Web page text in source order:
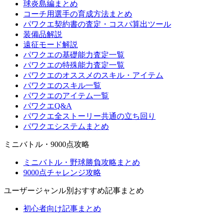
球炎島編まとめ
コーチ用選手の育成方法まとめ
パワクエ契約書の査定・コスパ算出ツール
装備品解説
遠征モード解説
パワクエの基礎能力査定一覧
パワクエの特殊能力査定一覧
パワクエのオススメのスキル・アイテム
パワクエのスキル一覧
パワクエのアイテム一覧
パワクエQ&A
パワクエ全ストーリー共通の立ち回り
パワクエシステムまとめ
ミニバトル・9000点攻略
ミニバトル・野球勝負攻略まとめ
9000点チャレンジ攻略
ユーザージャンル別おすすめ記事まとめ
初心者向け記事まとめ